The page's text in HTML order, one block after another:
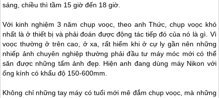
sáng, chiều thì tầm 15 giờ đến 18 giờ.
Với kinh nghiệm 3 năm chụp voọc, theo anh Thức, chụp voọc khó
nhất là ở thiết bị và phải đoán được động tác tiếp đó của nó là gì. Vì
voọc thường ở trên cao, ở xa, rất hiếm khi ở cự ly gần nên những
nhiếp ảnh chuyên nghiệp thường phải đầu tư máy móc mới có thể
săn được những tấm ảnh đẹp. Hiện anh đang dùng máy Nikon với
ống kính có khẩu độ 150-600mm.
Không chỉ những tay máy có tuổi mới mê đắm chụp voọc, mà những